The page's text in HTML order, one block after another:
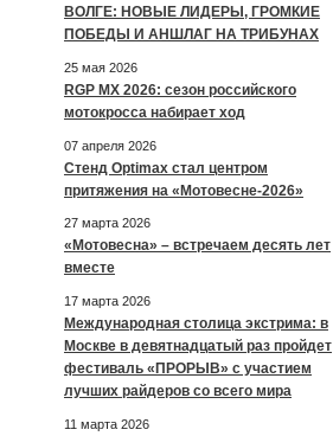
ВОЛГЕ: НОВЫЕ ЛИДЕРЫ, ГРОМКИЕ
ПОБЕДЫ И АНШЛАГ НА ТРИБУНАХ
25 мая 2026
RGP MX 2026: сезон российского
мотокросса набирает ход
07 апреля 2026
Стенд Optimax стал центром
притяжения на «Мотовесне-2026»
27 марта 2026
«Мотовесна» – встречаем десять лет
вместе
17 марта 2026
Международная столица экстрима: в
Москве в девятнадцатый раз пройдет
фестиваль «ПРОРЫВ» с участием
лучших райдеров со всего мира
11 марта 2026